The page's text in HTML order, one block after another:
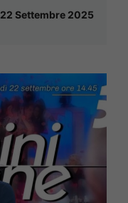
22 Settembre 2025